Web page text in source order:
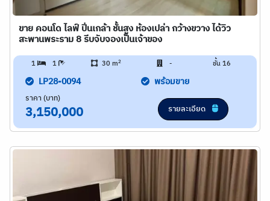
ขาย คอนโด ไลฟ์ ปิ่นเกล้า ชั้นสูง ห้องเปล่า กว้างขวาง ได้วิว
สะพานพระราม 8 รีบจับจองเป็นเจ้าของ
1 1 30 m2 - ชั้น 16
LP28-0094 พร้อมขาย
ราคา (บาท)
3,150,000 รายละเอียด